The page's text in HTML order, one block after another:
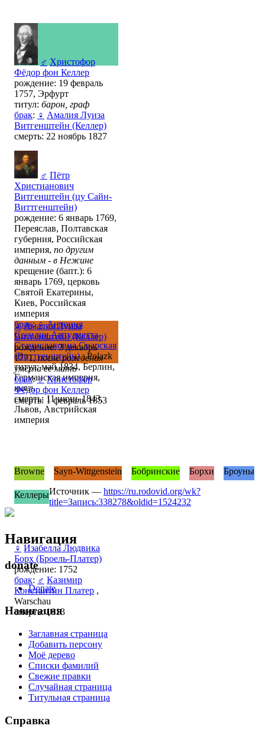
♂ Христофор
Фёдор фон Келлер
рождение: 19 февраль
1757, Эрфурт
титул: барон, граф
брак: ♀ Амалия Луиза
Витгенштейн (Келлер)
смерть: 22 ноябрь 1827
♂ Пётр
Христианович
Витгенштейн (цу Сайн-
Виттгенштейн)
рождение: 6 январь 1769,
Переяслав, Полтавская
губерния, Российская
империя, по другим
данным - в Нежине
крещение (бапт.): 6
январь 1769, церковь
Святой Екатерины,
Киев, Российская
империя
брак:♀ Антония
Сесилия Антуанетта
Станиславовна Снарская
(Виттгенштейн), Polazk
титул: май 1834, Берлин,
Германская империя,
князь
смерть: 11 июнь 1843,
Львов, Австрийская
империя
♀ Амалия Луиза
Витгенштейн (Келлер)
рождение: 3 декабрь
1771,после рождения
умерла ее мать
брак:♂ Христофор
Фёдор фон Келлер
смерть: 1 февраль 1853
♀ Изабелла Людвика
Борх (Броель-Платер)
рождение: 1752
брак: ♂ Казимир
Константин Платер ,
Warschau
смерть: 1813
Browne Sayn-Wittgenstein Бобринские Борхи Броуны
КеллерыИсточник — https://ru.rodovid.org/wk?
title=Запись:338278&oldid=1524232
Навигация
donate
Donate
Навигация
Заглавная страница
Добавить персону
Моё дерево
Списки фамилий
Свежие правки
Случайная страница
Титульная страница
Справка